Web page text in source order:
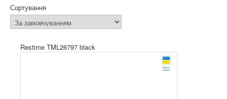
Сортування
Restime TML26797 black